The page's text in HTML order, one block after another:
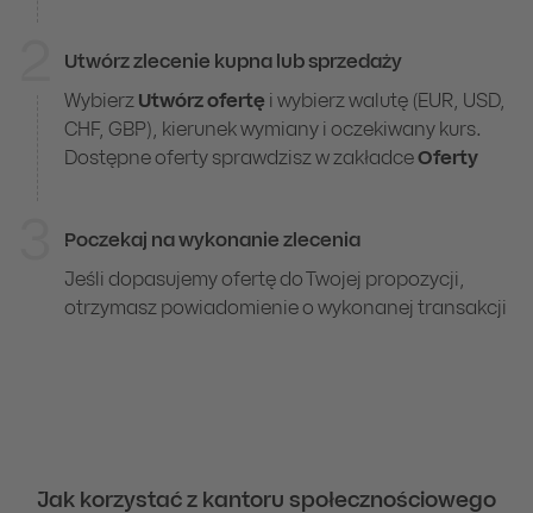
Utwórz zlecenie kupna lub sprzedaży
Wybierz Utwórz ofertę i wybierz walutę (EUR, USD,
CHF, GBP), kierunek wymiany i oczekiwany kurs.
Dostępne oferty sprawdzisz w zakładce Oferty
Poczekaj na wykonanie zlecenia
Jeśli dopasujemy ofertę do Twojej propozycji,
otrzymasz powiadomienie o wykonanej transakcji
Jak korzystać z kantoru społecznościowego